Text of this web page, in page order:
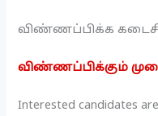
விண்ணப்பிக்க கடைசி
விண்ணப்பிக்கும்
Interested candidates